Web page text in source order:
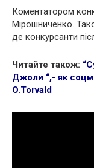
Коментатором
Мірошниченко.
де конкурсанти
Читайте також:
Джоли “,- як
O.Torvald